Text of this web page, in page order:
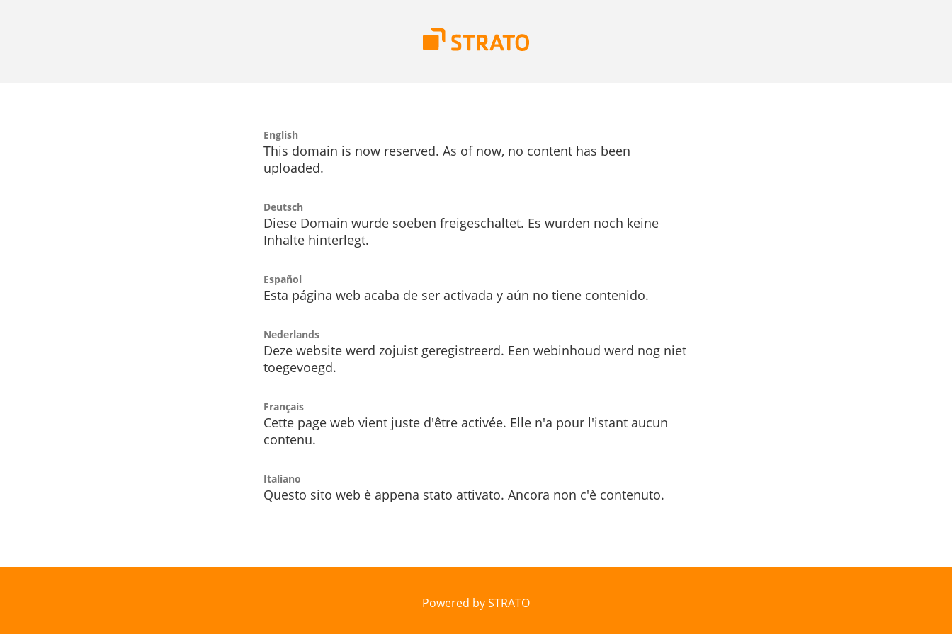
English
This domain is now reserved. As of now, no content has been
uploaded.
Deutsch
Diese Domain wurde soeben freigeschaltet. Es wurden noch keine
Inhalte hinterlegt.
Español
Esta página web acaba de ser activada y aún no tiene contenido.
Nederlands
Deze website werd zojuist geregistreerd. Een webinhoud werd nog niet
toegevoegd.
Français
Cette page web vient juste d'être activée. Elle n'a pour l'istant aucun
contenu.
Italiano
Questo sito web è appena stato attivato. Ancora non c'è contenuto.
Powered by STRATO